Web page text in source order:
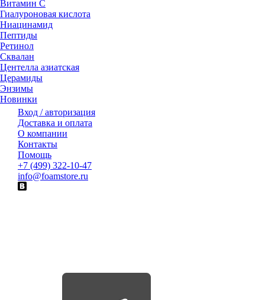
Витамин С
Гиалуроновая кислота
Ниацинамид
Пептиды
Ретинол
Сквалан
Центелла азиатская
Церамиды
Энзимы
Новинки
Вход / авторизация
Доставка и оплата
О компании
Контакты
Помощь
+7 (499) 322-10-47
info@foamstore.ru